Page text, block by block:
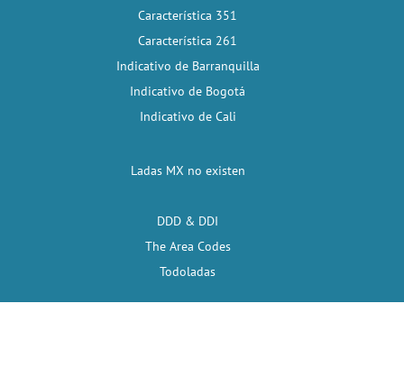
Característica 351
Característica 261
Indicativo de Barranquilla
Indicativo de Bogotá
Indicativo de Cali
Ladas MX no existen
DDD & DDI
The Area Codes
Todoladas